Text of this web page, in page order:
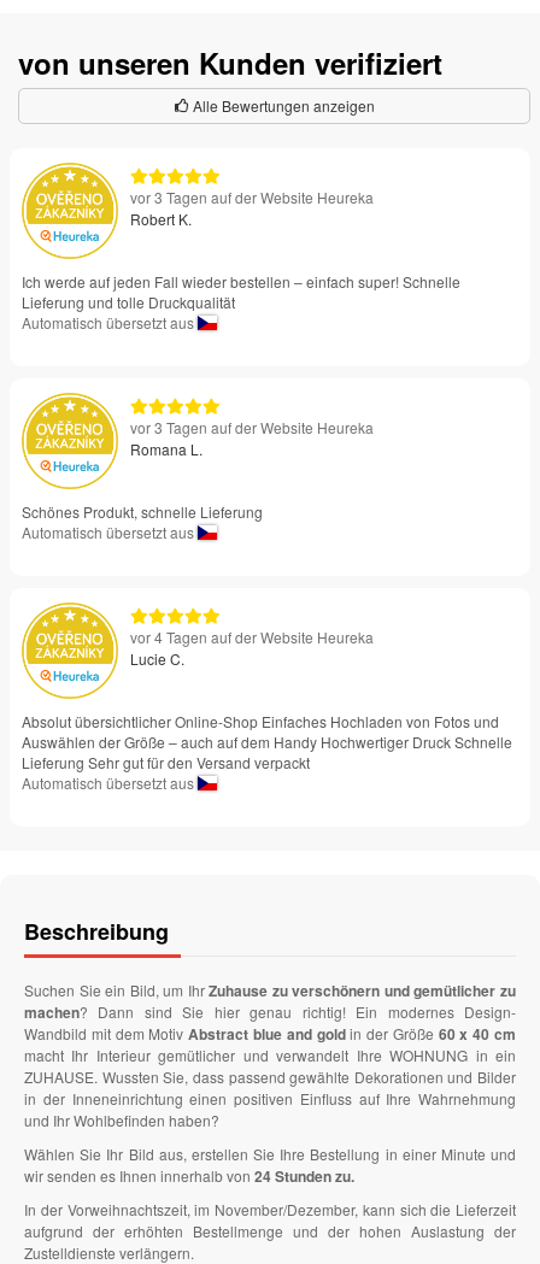
von unseren Kunden verifiziert
Alle Bewertungen anzeigen
vor 3 Tagen auf der Website Heureka
Robert K.
Ich werde auf jeden Fall wieder bestellen – einfach super! Schnelle
Lieferung und tolle Druckqualität
Automatisch übersetzt aus
vor 3 Tagen auf der Website Heureka
Romana L.
Schönes Produkt, schnelle Lieferung
Automatisch übersetzt aus
vor 4 Tagen auf der Website Heureka
Lucie C.
Absolut übersichtlicher Online-Shop Einfaches Hochladen von Fotos und
Auswählen der Größe – auch auf dem Handy Hochwertiger Druck Schnelle
Lieferung Sehr gut für den Versand verpackt
Automatisch übersetzt aus
Beschreibung
Suchen Sie ein Bild, um IhrZuhause zu verschönern und gemütlicher zu
machen? Dann sind Sie hier genau richtig! Ein modernes Design-
Wandbild mit dem MotivAbstract blue and goldin der Größe 60 x 40 cm
macht Ihr Interieur gemütlicher und verwandelt Ihre WOHNUNG in ein
ZUHAUSE. Wussten Sie, dass passend gewählte Dekorationen und Bilder
in der Inneneinrichtung einen positiven Einfluss auf Ihre Wahrnehmung
und Ihr Wohlbefinden haben?
Wählen Sie Ihr Bild aus, erstellen Sie Ihre Bestellung in einer Minute und
wir senden es Ihnen innerhalb von 24 Stunden zu.
In der Vorweihnachtszeit, im November/Dezember, kann sich die Lieferzeit
aufgrund der erhöhten Bestellmenge und der hohen Auslastung der
Zustelldienste verlängern.